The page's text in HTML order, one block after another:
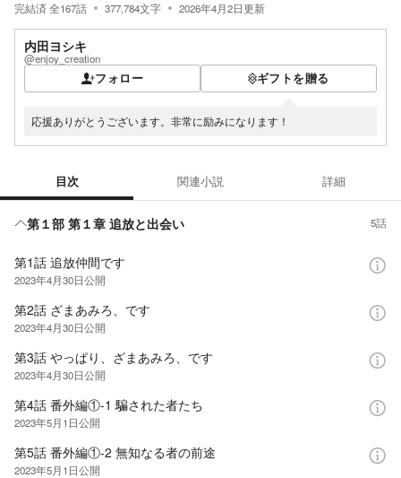
完結済全167話 377,784文字 2026年4月2日更新
内田ヨシキ
@enjoy_creation
フォロー ギフトを贈る
応援ありがとうございます。非常に励みになります！
目次 関連小説 詳細
第１部 第１章 追放と出会い 5話
第1話 追放仲間です
2023年4月30日公開
第2話 ざまあみろ、です
2023年4月30日公開
第3話 やっぱり、ざまあみろ、です
2023年4月30日公開
第4話 番外編①-1 騙された者たち
2023年5月1日公開
第5話 番外編①-2 無知なる者の前途
2023年5月1日公開